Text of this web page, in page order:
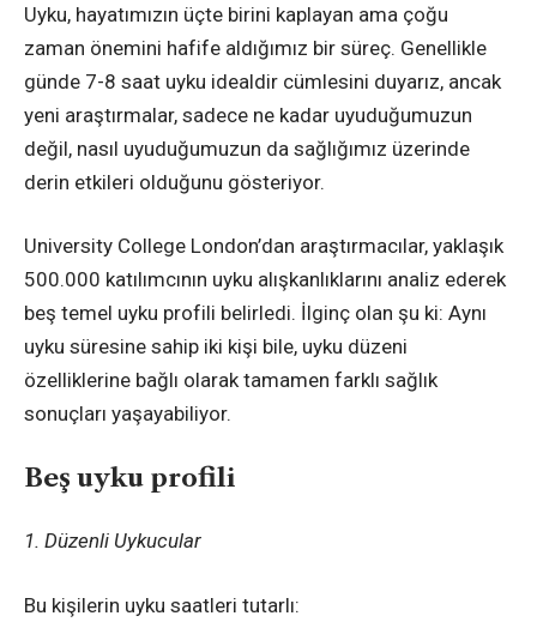
Uyku, hayatımızın üçte birini kaplayan ama çoğu
zaman önemini hafife aldığımız bir süreç. Genellikle
günde 7-8 saat uyku idealdir cümlesini duyarız, ancak
yeni araştırmalar, sadece ne kadar uyuduğumuzun
değil, nasıl uyuduğumuzun da sağlığımız üzerinde
derin etkileri olduğunu gösteriyor.
University College London’dan araştırmacılar, yaklaşık
500.000 katılımcının uyku alışkanlıklarını analiz ederek
beş temel uyku profili belirledi. İlginç olan şu ki: Aynı
uyku süresine sahip iki kişi bile, uyku düzeni
özelliklerine bağlı olarak tamamen farklı sağlık
sonuçları yaşayabiliyor.
Beş uyku profili
1. Düzenli Uykucular
Bu kişilerin uyku saatleri tutarlı: